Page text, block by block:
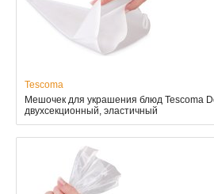
Tescoma
Мешочек для украшения блюд Tescoma
двухсекционный, эластичный